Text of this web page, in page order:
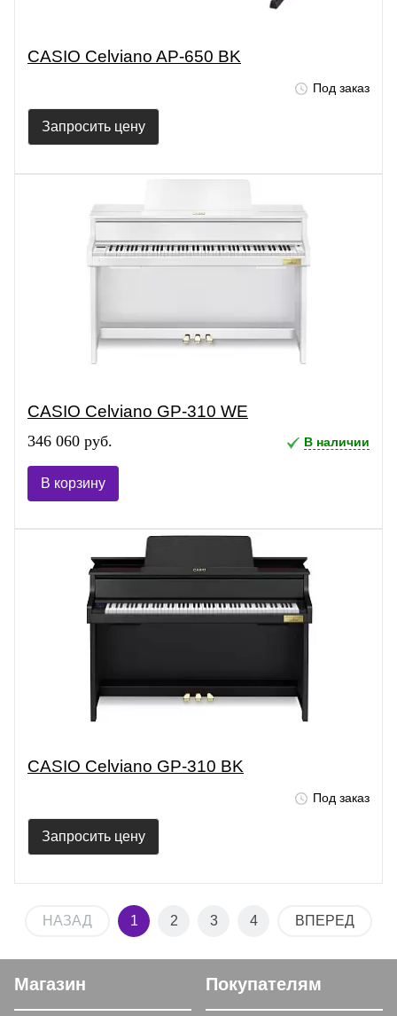
CASIO Celviano AP-650 BK
Под заказ
Запросить цену
CASIO Celviano GP-310 WE
346 060 руб. В наличии
В корзину
CASIO Celviano GP-310 BK
Под заказ
Запросить цену
НАЗАД 1 2 3 4 ВПЕРЕД
Магазин Покупателям